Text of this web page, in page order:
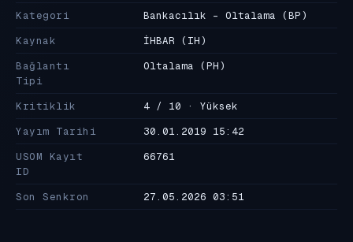
Kategori
Bankacılık - Oltalama (BP)
Kaynak
İHBAR (IH)
Bağlantı
Tipi
Oltalama (PH)
Kritiklik
4 / 10 · Yüksek
Yayım Tarihi
30.01.2019 15:42
USOM Kayıt
ID
66761
Son Senkron 27.05.2026 03:51